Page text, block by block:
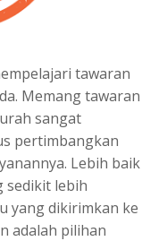
tawaran
Memang tawaran
sangat
pertimbangkan
Lebih baik
sedikit lebih
yang dikirimkan ke
adalah pilihan